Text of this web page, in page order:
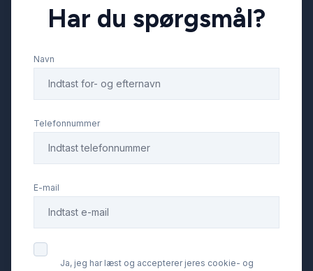
Har du spørgsmål?
Navn
Telefonnummer
E-mail
Ja, jeg har læst og accepterer jeres cookie- og